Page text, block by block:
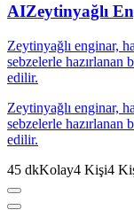
AIZeytinyağlı
Zeytinyağlı enginar,
sebzelerle hazırlanan
edilir.
Zeytinyağlı enginar,
sebzelerle hazırlanan
edilir.
45 dkKolay4 Kişi4